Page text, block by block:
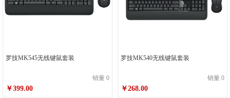
罗技MK545无线键鼠套装
销量 0
￥399.00
罗技MK540无线键鼠套装
销量 0
￥268.00